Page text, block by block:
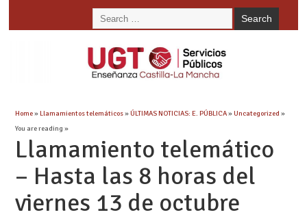
Home»Llamamientos telemáticos»ÚLTIMAS NOTICIAS: E. PÚBLICA»Uncategorized »
You are reading »
Llamamiento telemático
– Hasta las 8 horas del
viernes 13 de octubre